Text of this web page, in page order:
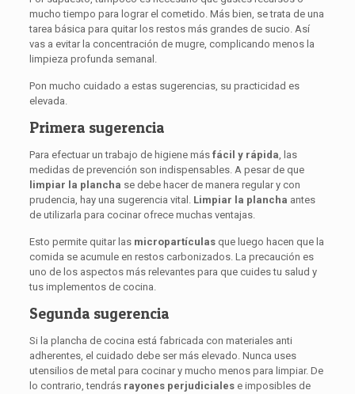
mucho tiempo para lograr el cometido. Más bien, se trata de una
tarea básica para quitar los restos más grandes de sucio. Así
vas a evitar la concentración de mugre, complicando menos la
limpieza profunda semanal.
Pon mucho cuidado a estas sugerencias, su practicidad es
elevada.
Primera sugerencia
Para efectuar un trabajo de higiene másfácil y rápida, las
medidas de prevención son indispensables. A pesar de que
limpiar la plancha se debe hacer de manera regular y con
prudencia, hay una sugerencia vital. Limpiar la plancha antes
de utilizarla para cocinar ofrece muchas ventajas.
Esto permite quitar las micropartículasque luego hacen que la
comida se acumule en restos carbonizados. La precaución es
uno de los aspectos más relevantes para que cuides tu salud y
tus implementos de cocina.
Segunda sugerencia
Si la plancha de cocina está fabricada con materiales anti
adherentes, el cuidado debe ser más elevado. Nunca uses
utensilios de metal para cocinar y mucho menos para limpiar. De
lo contrario, tendrás rayones perjudicialese imposibles de